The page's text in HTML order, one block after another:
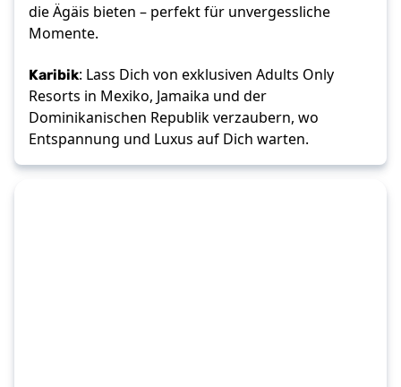
die Ägäis bieten – perfekt für unvergessliche
Momente.
Karibik: Lass Dich von exklusiven Adults Only
Resorts in Mexiko, Jamaika und der
Dominikanischen Republik verzaubern, wo
Entspannung und Luxus auf Dich warten.